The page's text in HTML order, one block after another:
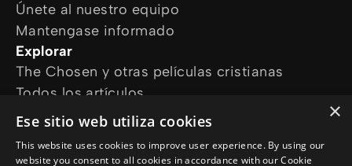
Únete al nuestro equipo
Mantengase informado
Explorar
The Chosen y otras películas cristianas
Todos los artículos
Cursos online
¿Cómo podemos ayudarte?
×
Ese sitio web utiliza cookies
This website uses cookies to improve user experience. By using our
website you consent to all cookies in accordance with our Cookie